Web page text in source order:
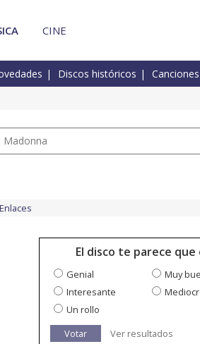
CINE
Discos históricos Canciones
Madonna
Enlaces
El disco te parece que
Genial
Muy
Interesante
Un rollo
Votar
Ver resultados